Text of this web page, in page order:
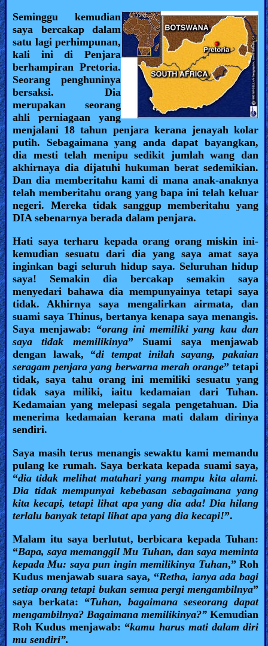
Seminggu kemudian
saya bercakap dalam
satu lagi perhimpunan,
kali ini di Penjara
berhampiran Pretoria.
Seorang penghuninya
bersaksi. Dia
merupakan seorang
ahli perniagaan yang
menjalani 18 tahun penjara kerana jenayah kolar
putih. Sebagaimana yang anda dapat bayangkan,
dia mesti telah menipu sedikit jumlah wang dan
akhirnaya dia dijatuhi hukuman berat sedemikian.
Dan dia memberitahu kami di mana anak-anaknya
telah memberitahu orang yang bapa ini telah keluar
negeri. Mereka tidak sanggup memberitahu yang
DIA sebenarnya berada dalam penjara.
Hati saya terharu kepada orang orang miskin ini-
kemudian sesuatu dari dia yang saya amat saya
inginkan bagi seluruh hidup saya. Seluruhan hidup
saya! Semakin dia bercakap semakin saya
menyedari bahawa dia mempunyainya tetapi saya
tidak. Akhirnya saya mengalirkan airmata, dan
suami saya Thinus, bertanya kenapa saya menangis.
Saya menjawab: “orang ini memiliki yang kau dan
saya tidak memilikinya” Suami saya menjawab
dengan lawak, “di tempat inilah sayang, pakaian
seragam penjara yang berwarna merah orange” tetapi
tidak, saya tahu orang ini memiliki sesuatu yang
tidak saya miliki, iaitu kedamaian dari Tuhan.
Kedamaian yang melepasi segala pengetahuan. Dia
menerima kedamaian kerana mati dalam dirinya
sendiri.
Saya masih terus menangis sewaktu kami memandu
pulang ke rumah. Saya berkata kepada suami saya,
“dia tidak melihat matahari yang mampu kita alami.
Dia tidak mempunyai kebebasan sebagaimana yang
kita kecapi, tetapi lihat apa yang dia ada! Dia hilang
terlalu banyak tetapi lihat apa yang dia kecapi!”.
Malam itu saya berlutut, berbicara kepada Tuhan:
“Bapa, saya memanggil Mu Tuhan, dan saya meminta
kepada Mu: saya pun ingin memilikinya Tuhan,” Roh
Kudus menjawab suara saya, “Retha, ianya ada bagi
setiap orang tetapi bukan semua pergi mengambilnya”
saya berkata: “Tuhan, bagaimana seseorang dapat
mengambilnya? Bagaimana memilikinya?” Kemudian
Roh Kudus menjawab: “kamu harus mati dalam diri
mu sendiri”.